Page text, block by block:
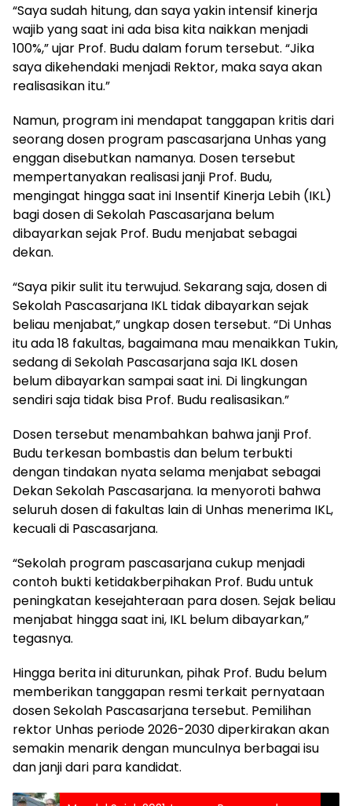
“Saya sudah hitung, dan saya yakin intensif kinerja
wajib yang saat ini ada bisa kita naikkan menjadi
100%,” ujar Prof. Budu dalam forum tersebut. “Jika
saya dikehendaki menjadi Rektor, maka saya akan
realisasikan itu.”
Namun, program ini mendapat tanggapan kritis dari
seorang dosen program pascasarjana Unhas yang
enggan disebutkan namanya. Dosen tersebut
mempertanyakan realisasi janji Prof. Budu,
mengingat hingga saat ini Insentif Kinerja Lebih (IKL)
bagi dosen di Sekolah Pascasarjana belum
dibayarkan sejak Prof. Budu menjabat sebagai
dekan.
“Saya pikir sulit itu terwujud. Sekarang saja, dosen di
Sekolah Pascasarjana IKL tidak dibayarkan sejak
beliau menjabat,” ungkap dosen tersebut. “Di Unhas
itu ada 18 fakultas, bagaimana mau menaikkan Tukin,
sedang di Sekolah Pascasarjana saja IKL dosen
belum dibayarkan sampai saat ini. Di lingkungan
sendiri saja tidak bisa Prof. Budu realisasikan.”
Dosen tersebut menambahkan bahwa janji Prof.
Budu terkesan bombastis dan belum terbukti
dengan tindakan nyata selama menjabat sebagai
Dekan Sekolah Pascasarjana. Ia menyoroti bahwa
seluruh dosen di fakultas lain di Unhas menerima IKL,
kecuali di Pascasarjana.
“Sekolah program pascasarjana cukup menjadi
contoh bukti ketidakberpihakan Prof. Budu untuk
peningkatan kesejahteraan para dosen. Sejak beliau
menjabat hingga saat ini, IKL belum dibayarkan,”
tegasnya.
Hingga berita ini diturunkan, pihak Prof. Budu belum
memberikan tanggapan resmi terkait pernyataan
dosen Sekolah Pascasarjana tersebut. Pemilihan
rektor Unhas periode 2026-2030 diperkirakan akan
semakin menarik dengan munculnya berbagai isu
dan janji dari para kandidat.